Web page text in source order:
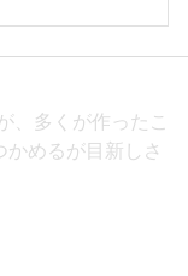
、多くが作ったこ
かめるが目新しさ